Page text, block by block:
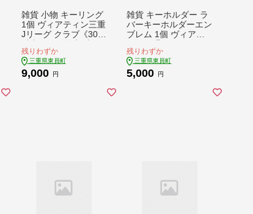
雑貨 小物 キーリング
1個 ヴィアティン三重
Jリーグ クラブ《30日
祝除く)》スポーツ ギ
フト サッカー 三重県
東員町 送料無料
残りわずか
三重県東員町
9,000 円
雑貨 キーホルダー ラ
バーキーホルダーエン
ブレム 1個 ヴィアテ
ラブ《30日以内に発
送予定(土日祝除く)》
スポーツ ギフト サッ
残りわずか
三重県東員町
5,000 円